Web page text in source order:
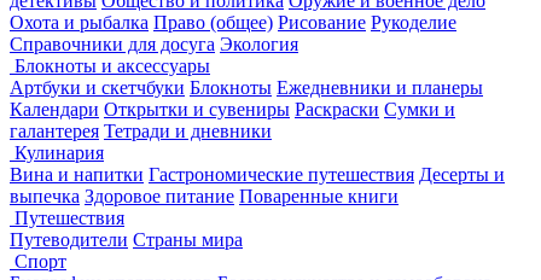
Охота и рыбалка Право (общее) Рисование Рукоделие
Справочники для досуга Экология
Блокноты и аксессуары
Артбуки и скетчбуки Блокноты Ежедневники и планеры
Календари Открытки и сувениры Раскраски Сумки и
галантерея Тетради и дневники
Кулинария
Вина и напитки Гастрономические путешествия Десерты и
выпечка Здоровое питание Поваренные книги
Путешествия
Путеводители Страны мира
Спорт